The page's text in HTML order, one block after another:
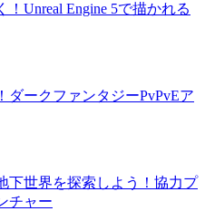
Unreal Engine 5で描かれる
ークファンタジーPvPvEア
下世界を探索しよう！協力プ
チャー